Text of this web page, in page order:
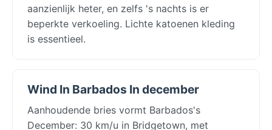
aanzienlijk heter, en zelfs 's nachts is er
beperkte verkoeling. Lichte katoenen kleding
is essentieel.
Wind In Barbados In december
Aanhoudende bries vormt Barbados's
December: 30 km/u in Bridgetown, met